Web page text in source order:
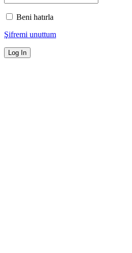
Beni hatırla
Şifremi unuttum